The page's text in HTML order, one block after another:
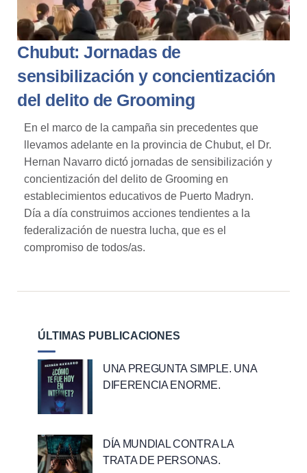
Chubut: Jornadas de
sensibilización y concientización
del delito de Grooming
En el marco de la campaña sin precedentes que
llevamos adelante en la provincia de Chubut, el Dr.
Hernan Navarro dictó jornadas de sensibilización y
concientización del delito de Grooming en
establecimientos educativos de Puerto Madryn.
Día a día construimos acciones tendientes a la
federalización de nuestra lucha, que es el
compromiso de todos/as.
ÚLTIMAS PUBLICACIONES
UNA PREGUNTA SIMPLE. UNA
DIFERENCIA ENORME.
DÍA MUNDIAL CONTRA LA
TRATA DE PERSONAS.